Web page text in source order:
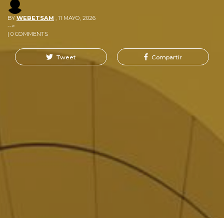
BY WEBETSAM , 11 MAYO, 2026
-->
| 0 COMMENTS
Tweet Compartir